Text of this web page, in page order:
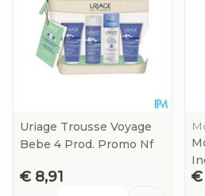
Uriage Trousse Voyage
Bebe 4 Prod. Promo Nf
€ 8,91 €